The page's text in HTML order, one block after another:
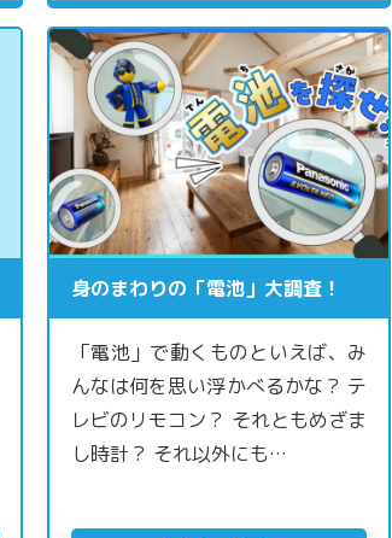
身のまわりの「電池」大調査！
「電池」で動くものといえば、み
んなは何を思い浮かべるかな？ テ
レビのリモコン？ それともめざま
し時計？ それ以外にも…